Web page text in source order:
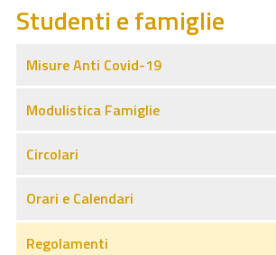
Studenti e famiglie
Misure Anti Covid-19
Modulistica Famiglie
Circolari
Orari e Calendari
Regolamenti